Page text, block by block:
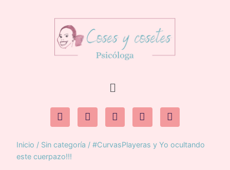
Inicio / Sin categoría / #CurvasPlayeras y Yo ocultando
este cuerpazo!!!